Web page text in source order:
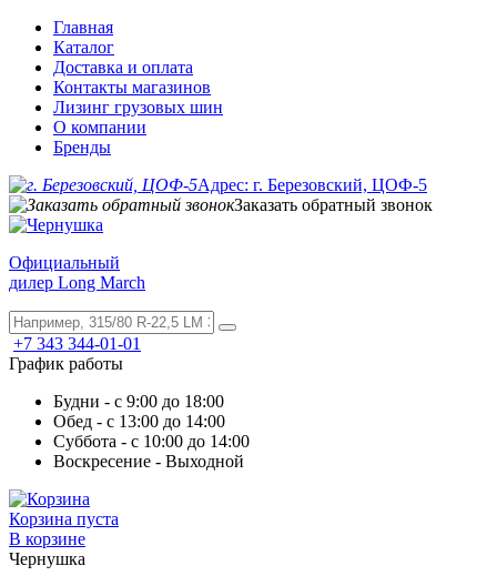
Главная
Каталог
Доставка и оплата
Контакты магазинов
Лизинг грузовых шин
О компании
Бренды
Адрес: г. Березовский, ЦОФ-5
Заказать обратный звонок
Официальный
дилер Long March
+7 343 344-01-01
График работы
Будни - с 9:00 до 18:00
Обед - с 13:00 до 14:00
Суббота - с 10:00 до 14:00
Воскресение - Выходной
Корзина пуста
В корзине
Чернушка